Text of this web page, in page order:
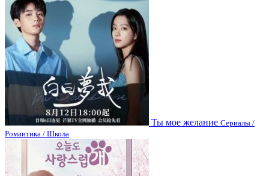
Ты мое желание Сериалы /
Романтика / Школа